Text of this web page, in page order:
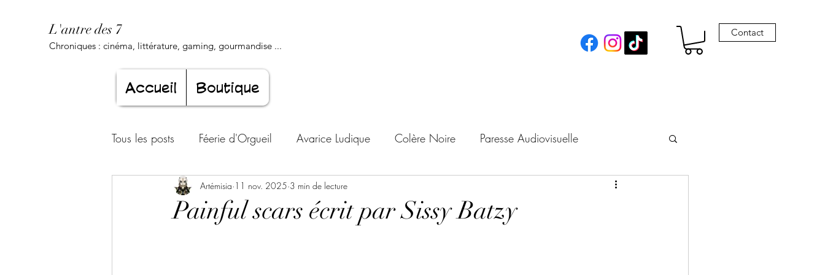
L'antre des 7
Chroniques : cinéma, littérature, gaming, gourmandise ...
Contact
Accueil Boutique
Tous les posts Féerie d'Orgueil Avarice Ludique Colère Noire Paresse Audiovisuelle
Luxure Envoûtante Gourmandise Proscrite
Painful scars écrit par Sissy Batzy
Artémisia 11 nov. 2025 3 min de lecture